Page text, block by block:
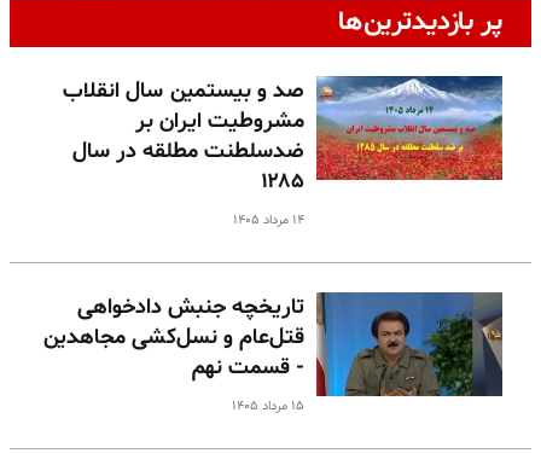
پر بازدیدترین‌ها
صد و بیستمین سال انقلاب
مشروطیت ایران بر
ضدسلطنت مطلقه در سال
۱۲۸۵
۱۴ مرداد ۱۴۰۵
تاریخچه جنبش دادخواهی
قتل‌عام و نسل‌کشی مجاهدین
- قسمت نهم
۱۵ مرداد ۱۴۰۵